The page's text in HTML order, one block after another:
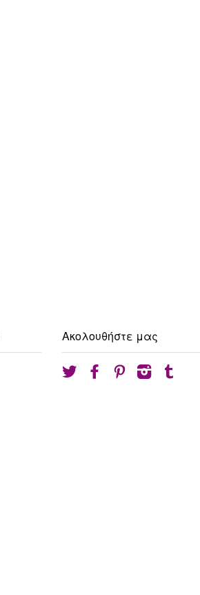
Ακολουθήστε μας
Twitter FacebookPinterestInstagram